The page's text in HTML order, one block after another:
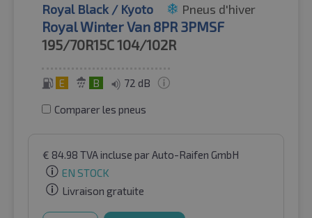
Royal Black / Kyoto Pneus d'hiver
Royal Winter Van 8PR 3PMSF
195/70R15C104/102R
E B 72 dB
Comparer les pneus
€ 84.98 TVA incluse par Auto-Raifen GmbH
EN STOCK
Livraison gratuite